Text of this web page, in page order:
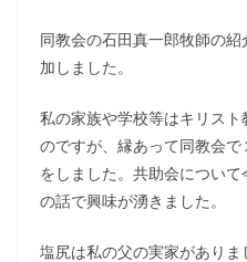
同教会の石田真一郎牧師の
加しました。
私の家族や学校等はキリス
のですが、縁あって同教会
をしました。共助会につい
の話で興味が湧きました。
塩尻は私の父の実家があり